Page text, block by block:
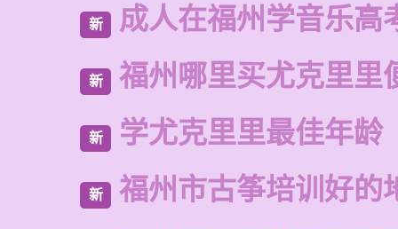
新 成人在福州学音乐高
新 福州哪里买尤克里里
新 学尤克里里最佳年龄
新 福州市古筝培训好的